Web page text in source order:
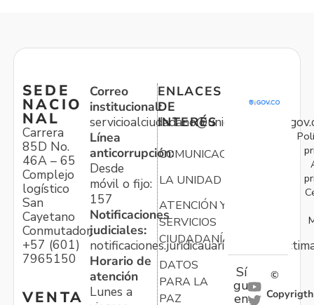
SEDE
NACIO
NAL
Carrera
85D No.
46A – 65
Complejo
logístico
San
Cayetano
Conmutador:
+57 (601)
7965150
VENTA
Correo
institucional:
Línea
anticorrupción:
Desde
móvil o fijo:
157
Notificaciones
judiciales:
Horario de
atención
Lunes a
ENLACES
DE
INTERÉS
COMUNICACIONES
LA UNIDAD
ATENCIÓN Y
SERVICIOS
CIUDADANÍA
DATOS
PARA LA
PAZ
Sí
gu
en
©
Copyrigth